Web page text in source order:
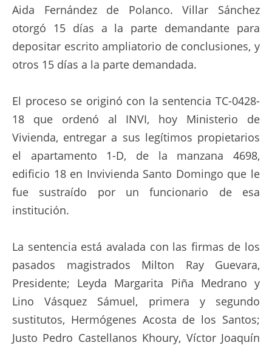
Aida Fernández de Polanco. Villar Sánchez
otorgó 15 días a la parte demandante para
depositar escrito ampliatorio de conclusiones, y
otros 15 días a la parte demandada.
El proceso se originó con la sentencia TC-0428-
18 que ordenó al INVI, hoy Ministerio de
Vivienda, entregar a sus legítimos propietarios
el apartamento 1-D, de la manzana 4698,
edificio 18 en Invivienda Santo Domingo que le
fue sustraído por un funcionario de esa
institución.
La sentencia está avalada con las firmas de los
pasados magistrados Milton Ray Guevara,
Presidente; Leyda Margarita Piña Medrano y
Lino Vásquez Sámuel, primera y segundo
sustitutos, Hermógenes Acosta de los Santos;
Justo Pedro Castellanos Khoury, Víctor Joaquín